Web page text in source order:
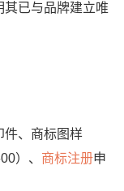
已与品牌建立唯
、商标图样
）、 商标注册申